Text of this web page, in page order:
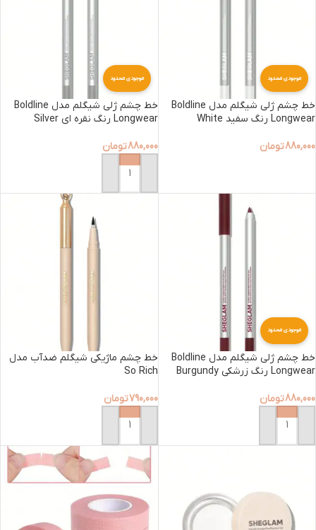
موجودی محدود
خط چشم ژلی شیگلم مدل Boldline
Longwear رنگ سفید White
880,000تومان
موجودی محدود
خط چشم ژلی شیگلم مدل Boldline
Longwear رنگ نقره ای Silver
880,000تومان
افزودن به سبد خرید
موجودی محدود
خط چشم ژلی شیگلم مدل Boldline
Longwear رنگ زرشکی Burgundy
880,000تومان
افزودن به سبد خرید
خط چشم ماژیکی شیگلم ضدآب مدل
So Rich
790,000تومان
افزودن به سبد خرید